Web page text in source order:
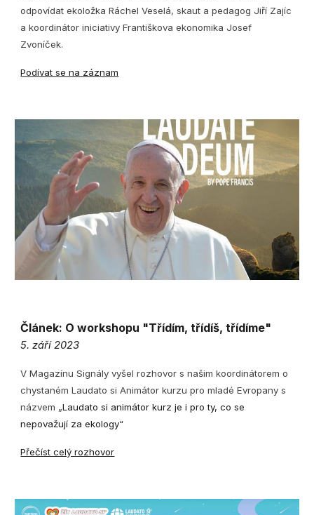
odpovídat ekoložka Ráchel Veselá, skaut a pedagog Jiří Zajíc
a koordinátor iniciativy Františkova ekonomika Josef
Zvoníček.
Podívat se na záznam
Článek: O workshopu "Třídím, třídíš, třídíme"
5. září 2023
V Magazínu Signály vyšel rozhovors našim koordinátorem o
chystaném Laudato si Animátor kurzu pro mladé Evropany s
názvem „Laudato si animátor kurz je i pro ty, co se
nepovažují za ekology“
Přečíst celý rozhovor